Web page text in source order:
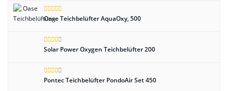
Oase Teichbelüfter AquaOxy, 500
Solar Power Oxygen Teichbelüfter 200
Pontec Teichbelüfter PondoAir Set 450